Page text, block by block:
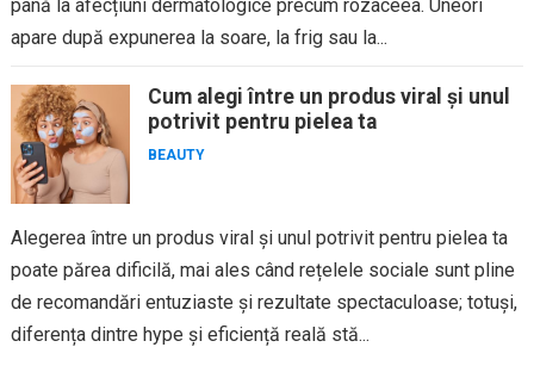
până la afecțiuni dermatologice precum rozaceea. Uneori
apare după expunerea la soare, la frig sau la...
Cum alegi între un produs viral și unul
potrivit pentru pielea ta
BEAUTY
Alegerea între un produs viral și unul potrivit pentru pielea ta
poate părea dificilă, mai ales când rețelele sociale sunt pline
de recomandări entuziaste și rezultate spectaculoase; totuși,
diferența dintre hype și eficiență reală stă...